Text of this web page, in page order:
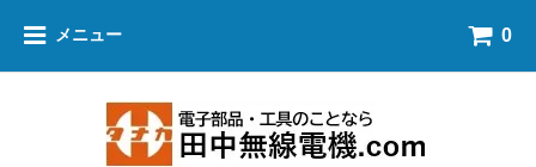
メニュー 0